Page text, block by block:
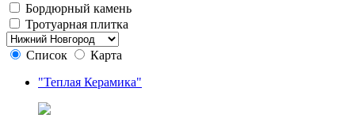
Бордюрный камень
Тротуарная плитка
Список
Карта
"Теплая Керамика"